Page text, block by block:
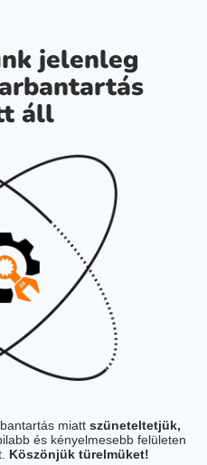
jelenleg
áll
miatt szüneteltetjük,
és kényelmesebb felületen
Köszönjük türelmüket!